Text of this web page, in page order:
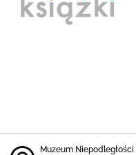
Muzeum Niepodległości